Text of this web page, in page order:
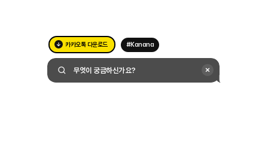
카카오톡 다운로드 #Kanana